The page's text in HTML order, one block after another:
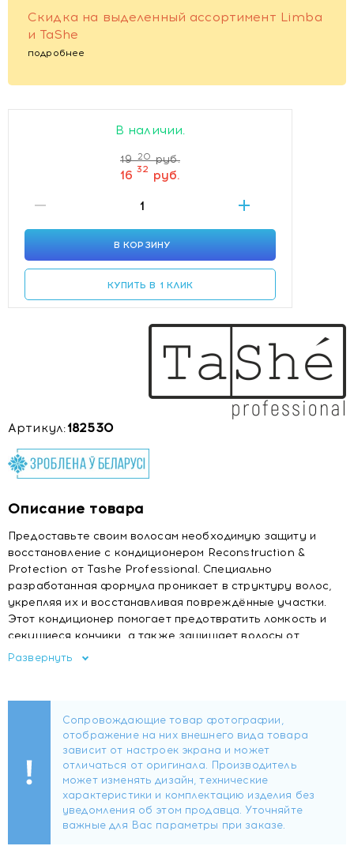
Скидка на выделенный ассортимент Limba
и TaShe
подробнее
В наличии.
19 20 руб.
16 32 руб.
В КОРЗИНУ
КУПИТЬ В 1 КЛИК
Артикул:182530
Описание товара
Предоставьте своим волосам необходимую защиту и
восстановление с кондиционером Reconstruction &
Protection от Tashe Professional. Специально
разработанная формула проникает в структуру волос,
укрепляя их и восстанавливая повреждённые участки.
Этот кондиционер помогает предотвратить ломкость и
секущиеся кончики, а также защищает волосы от
воздействия внешних факторов. С каждым
наслаждаться каждым прикосновением к ним.
BeauPlex® VH — комплекс, состоящий из витаминов
В3 , В5 , В6 , С и Е, который стимулирует рост новых
волос и предотвращает появление седых волос.
Гидролизованные протеины риса укрепляют,
предотвращают ломкость и сечение кончиков
волос. Структура рисовых протеинов позволяет
образовывать защитную пленку на кутикуле
волоса, что помогает избежать обезвоживания,
Развернуть